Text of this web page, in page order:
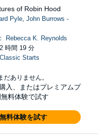
of Robin Hood
Pyle, John Burrows -
Rebecca K. Reynolds
時間 19 分
Classic Starts
だありません。
入、またはプレミアムプ
料体験で試す
無料体験を試す